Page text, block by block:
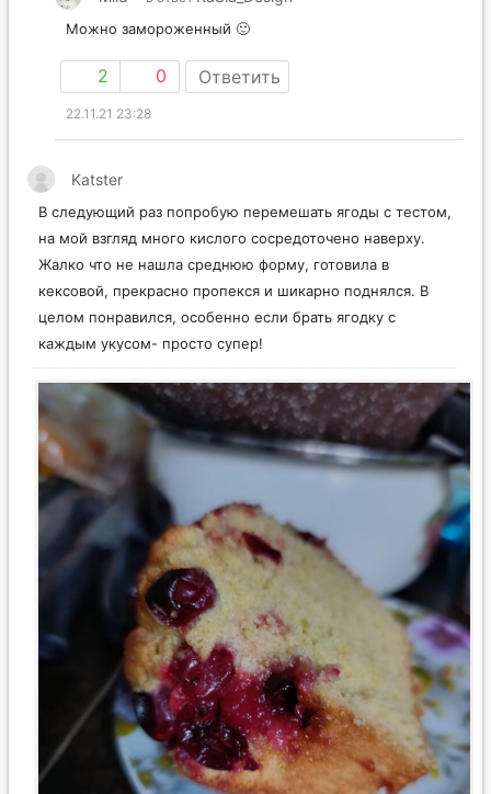
Можно замороженный 🙂
2 0 Ответить
22.11.21 23:28
Katster
В следующий раз попробую перемешать ягоды с тестом,
на мой взгляд много кислого сосредоточено наверху.
Жалко что не нашла среднюю форму, готовила в
кексовой, прекрасно пропекся и шикарно поднялся. В
целом понравился, особенно если брать ягодку с
каждым укусом- просто супер!